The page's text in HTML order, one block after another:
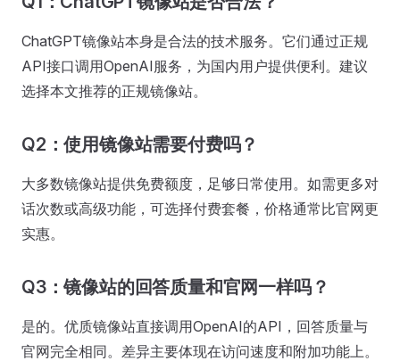
ChatGPT镜像站本身是合法的技术服务。它们通过正规
API接口调用OpenAI服务，为国内用户提供便利。建议
选择本文推荐的正规镜像站。
Q2：使用镜像站需要付费吗？
大多数镜像站提供免费额度，足够日常使用。如需更多对
话次数或高级功能，可选择付费套餐，价格通常比官网更
实惠。
Q3：镜像站的回答质量和官网一样吗？
是的。优质镜像站直接调用OpenAI的API，回答质量与
官网完全相同。差异主要体现在访问速度和附加功能上。